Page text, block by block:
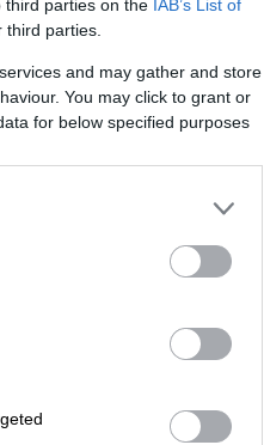
third parties on the IAB’s List of
parties.
and may gather and store
You may click to grant or
for below specified purposes
ΣΕΦ να